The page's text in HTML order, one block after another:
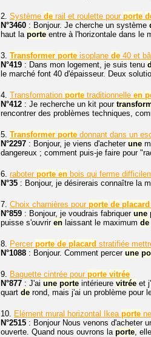
2. Système de rail et roulette pour porte
N°3460 : Bonjour. Je cherche un système
haut la porte entre à l'horizontale dans le
3. Transformer porte isoplane de 40 et
N°419 : Dans mon logement, je suis tenu
le marché font 40 d'épaisseur. Deux
4. Transformation porte traditionnelle en
N°412 : Je recherche un kit pour
rencontrer des problèmes techniques,
5. Transformer porte donnant dans un
N°2297 : Bonjour, je viens d'acheter une
dangereux ; comment puis-je faire pour
6. raboter porte en bois qui ferme
N°35 : Bonjour, je désirerais connaître la
7. Choix charnières pour porte de placard
N°859 : Bonjour, je voudrais fabriquer une
puisse s'ouvrir en laissant le maximum de
8. Percer porte de placard stratifiée
N°1088 : Bonjour. Comment percer une
9. Baguette cintrée pour porte vitrée
N°877 : J'ai une porte intérieure vitrée et
quart de rond, mais j'ai un problème pour
10. Elément mural horizontal Ikea porte
N°2515 : Bonjour Nous venons d'acheter
ouverte. Quand nous ouvrons la porte,